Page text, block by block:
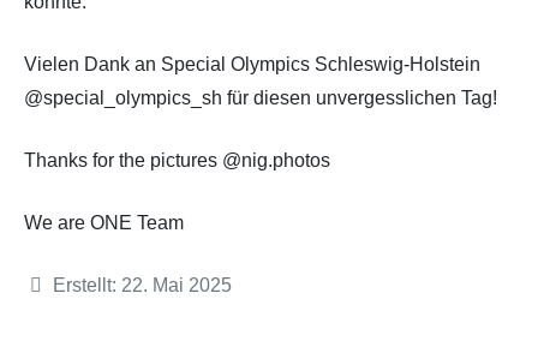
Vielen Dank an Special Olympics Schleswig-Holstein
@special_olympics_sh für diesen unvergesslichen Tag!
Thanks for the pictures @nig.photos
We are ONE Team
Details
Erstellt: 22. Mai 2025